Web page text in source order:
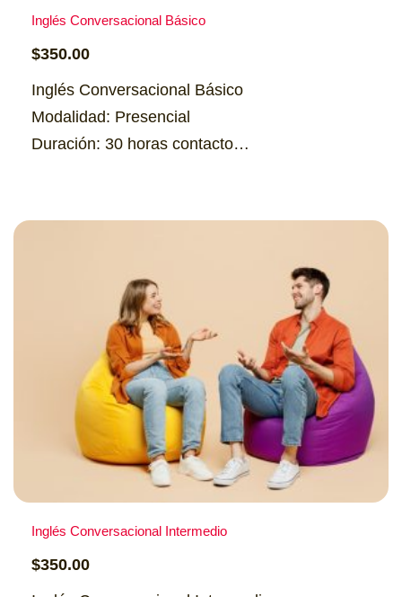
Inglés Conversacional Básico
$350.00
Inglés Conversacional Básico
Modalidad: Presencial
Duración: 30 horas contacto
Costo: $350.00
Formulario de pre-matrícula
Inglés Conversacional Intermedio
$350.00